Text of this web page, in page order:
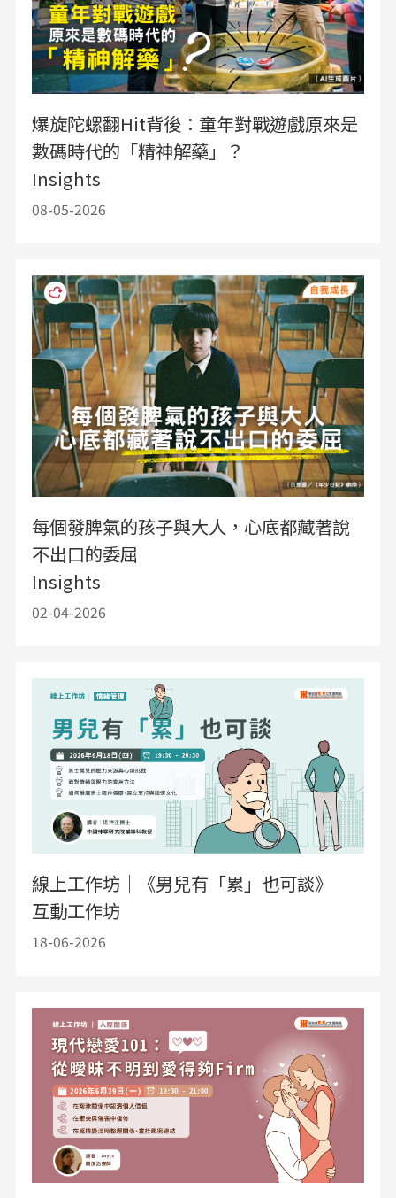
爆旋陀螺翻Hit背後：童年對戰遊戲原來是
數碼時代的「精神解藥」？
Insights
08-05-2026
每個發脾氣的孩子與大人，心底都藏著說
不出口的委屈
Insights
02-04-2026
線上工作坊｜《男兒有「累」也可談》
互動工作坊
18-06-2026